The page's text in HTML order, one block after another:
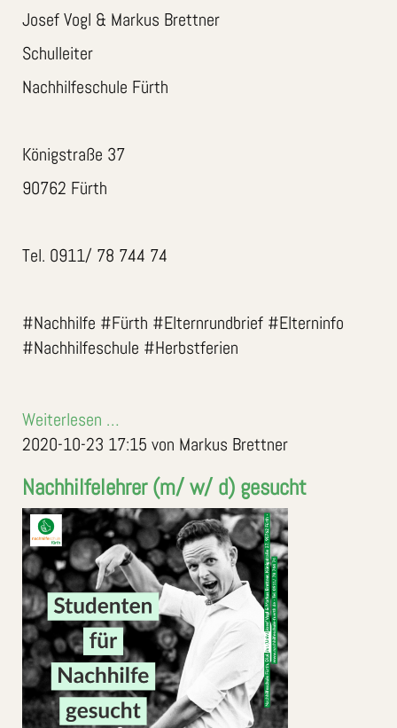
Josef Vogl & Markus Brettner
Schulleiter
Nachhilfeschule Fürth
Königstraße 37
90762 Fürth
Tel. 0911/ 78 744 74
#Nachhilfe #Fürth #Elternrundbrief #Elterninfo
#Nachhilfeschule #Herbstferien
Weiterlesen …
2020-10-23 17:15 von Markus Brettner
Nachhilfelehrer (m/ w/ d) gesucht